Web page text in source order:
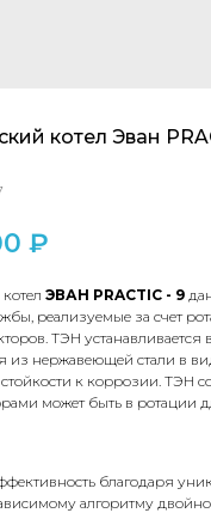
котел Эван
₽
ЭВАН PRACTIC - 9
реализуемые за счет
ТЭН устанавливается
из нержавеющей стали в
стойкости к коррозии. ТЭН
может быть в ротации
благодаря
алгоритму